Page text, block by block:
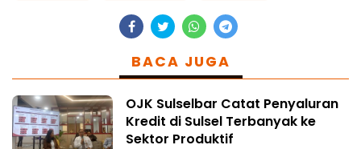
BACA JUGA
OJK Sulselbar Catat Penyaluran
Kredit di Sulsel Terbanyak ke
Sektor Produktif